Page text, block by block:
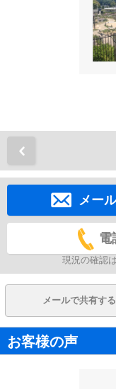
メー
電
現況の確認
メールで共有する
お客様の声